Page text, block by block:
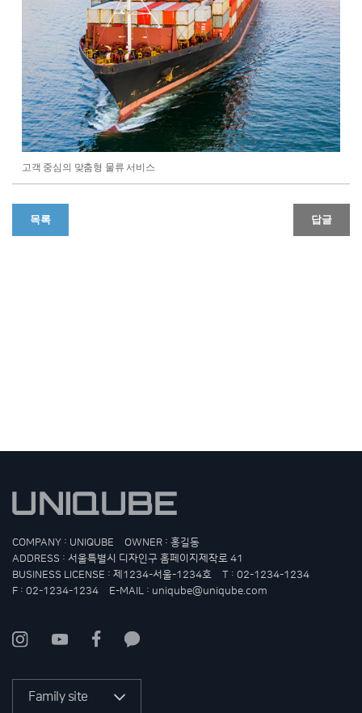
고객 중심의 맞춤형 물류 서비스
목록 답글
COMPANY : UNIQUBE
OWNER : 홍길동
ADDRESS : 서울특별시 디자인구 홈페이지제작로 41
BUSINESS LICENSE : 제1234-서울-1234호
T : 02-1234-1234
F : 02-1234-1234
E-MAIL : uniqube@uniqube.com
Family site